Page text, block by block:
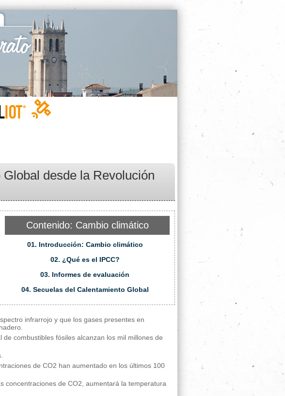
desde la Revolución
Contenido: Cambio climático
01. Introducción: Cambio climático
02. ¿Qué es el IPCC?
03. Informes de evaluación
04. Secuelas del Calentamiento Global
infrarrojo y que los gases presentes en
combustibles fósiles alcanzan los mil millones de
de CO2 han aumentado en los últimos 100
concentraciones de CO2, aumentará la temperatura